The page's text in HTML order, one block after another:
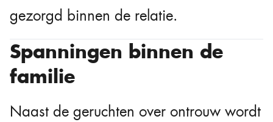
gezorgd binnen de relatie.
Spanningen binnen de
familie
Naast de geruchten over ontrouw wordt